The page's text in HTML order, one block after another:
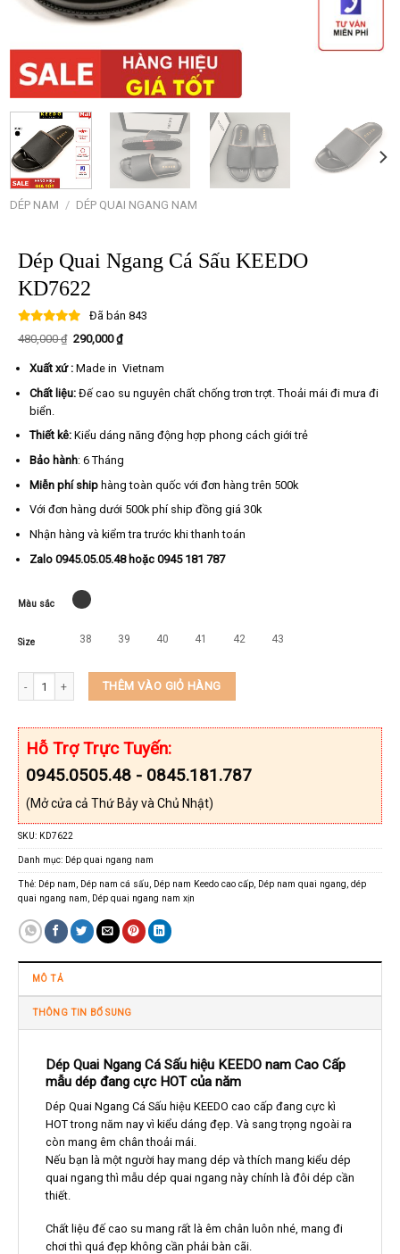
DÉP NAM / DÉP QUAI NGANG NAM
Dép Quai Ngang Cá Sấu KEEDO
KD7622
Đã bán 843
480,000₫ Giá
480,000 ₫.
290,000₫Giá
hiện
là:
Xuất xứ :Made in Vietnam
Chất liệu:Đế cao su nguyên chất chống trơn trợt. Thoải mái đi mưa đi
biển.
Thiết kê:Kiểu dáng năng động hợp phong cách giới trẻ
Bảo hành: 6 Tháng
Miễn phí shiphàng toàn quốc với đơn hàng trên 500k
Với đơn hàng dưới 500k phí ship đồng giá 30k
Nhận hàng và kiểm tra trước khi thanh toán
Zalo 0945.05.05.48 hoặc 0945 181 787
Màu sắc
Size 38 39 40 41 42 43
Dép Quai Ngang Cá Sấu KEEDO KD7622 số lượng
THÊM VÀO GIỎ HÀNG
Hỗ Trợ Trực Tuyến:
0945.0505.48 - 0845.181.787
(Mở cửa cả Thứ Bảy và Chủ Nhật)
SKU: KD7622
Danh mục: Dép quai ngang nam
Thẻ: Dép nam Dép nam cá sấu Dép nam Keedo cao cấp, Dép nam quai ngang dép
quai ngang nam Dép quai ngang nam xịn
MÔ TẢ
THÔNG TIN BỔ SUNG
Dép Quai Ngang Cá Sấu hiệu KEEDO nam Cao Cấp
mẫu dép đang cực HOT của năm
Dép Quai Ngang Cá Sấu hiệu KEEDO cao cấp đang cực kì
HOT trong năm nay vì kiểu dáng đẹp. Và sang trọng ngoài ra
còn mang êm chân thoải mái.
Nếu bạn là một người hay mang dép và thích mang kiểu dép
quai ngang thì mẫu dép quai ngang này chính là đôi dép cần
thiết.
Chất liệu đế cao su mang rất là êm chân luôn nhé, mang đi
chơi thì quá đẹp không cần phải bàn cãi.